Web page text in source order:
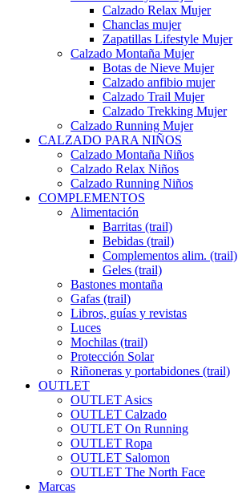
Calzado Relax Mujer
Chanclas mujer
Zapatillas Lifestyle Mujer
Calzado Montaña Mujer
Botas de Nieve Mujer
Calzado anfibio mujer
Calzado Trail Mujer
Calzado Trekking Mujer
Calzado Running Mujer
CALZADO PARA NIÑOS
Calzado Montaña Niños
Calzado Relax Niños
Calzado Running Niños
COMPLEMENTOS
Alimentación
Barritas (trail)
Bebidas (trail)
Complementos alim. (trail)
Geles (trail)
Bastones montaña
Gafas (trail)
Libros, guías y revistas
Luces
Mochilas (trail)
Protección Solar
Riñoneras y portabidones (trail)
OUTLET
OUTLET Asics
OUTLET Calzado
OUTLET On Running
OUTLET Ropa
OUTLET Salomon
OUTLET The North Face
Marcas